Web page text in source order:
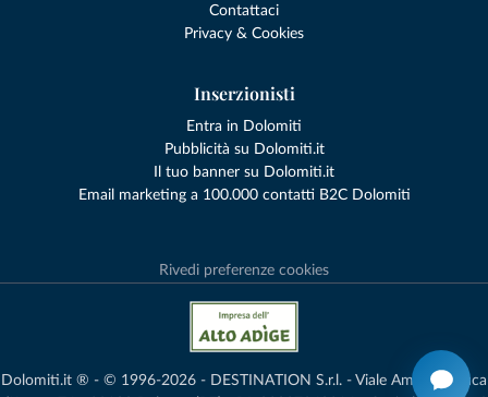
Contattaci
Privacy & Cookies
Inserzionisti
Entra in Dolomiti
Pubblicità su Dolomiti.it
Il tuo banner su Dolomiti.it
Email marketing a 100.000 contatti B2C Dolomiti
Rivedi preferenze cookies
Dolomiti.it ® - © 1996-2026 - DESTINATION S.r.l. - Viale Amedeo Duca